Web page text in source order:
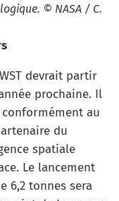
© NASA / C.
devrait partir
prochaine. Il
conformément au
du
spatiale
Le lancement
6,2 tonnes sera